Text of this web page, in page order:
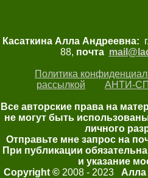
Касаткина Алла Андреевна:
88, почта
Политика
рассылкой
АНТИ-
Все авторские права на
не могут быть
личного
Отправьте мне запрос на
При публикации
и указание
Copyright ©2008 - 2023 Алла